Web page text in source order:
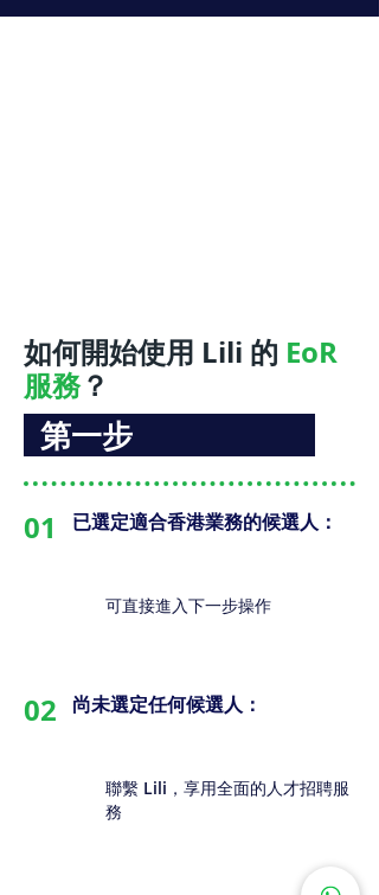
如何開始使用 Lili 的 EoR
服務？
第一步
01 已選定適合香港業務的候選人：
可直接進入下一步操作
02 尚未選定任何候選人：
聯繫 Lili，享用全面的人才招聘服
務